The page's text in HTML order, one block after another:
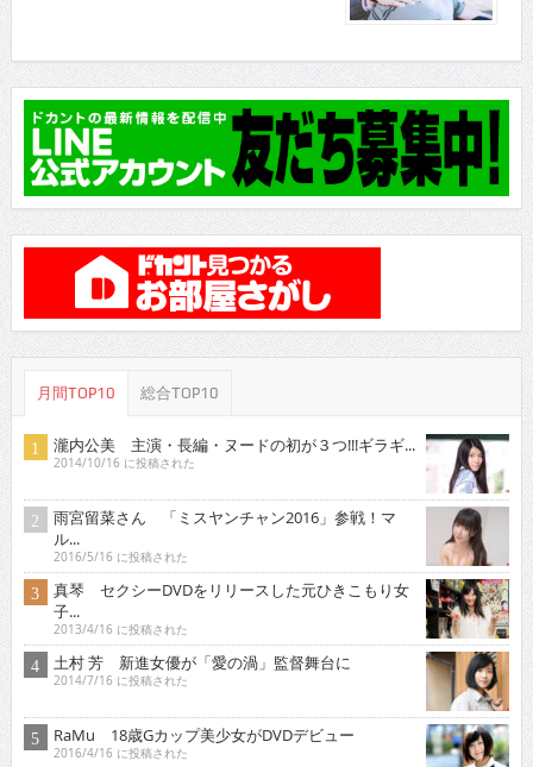
月間TOP10 総合TOP10
瀧内公美 主演・長編・ヌードの初が３つ!!!ギラギ...
2014/10/16 に投稿された
雨宮留菜さん 「ミスヤンチャン2016」参戦！マ
ル...
2016/5/16 に投稿された
真琴 セクシーDVDをリリースした元ひきこもり女
子...
2013/4/16 に投稿された
土村 芳 新進女優が「愛の渦」監督舞台に
2014/7/16 に投稿された
RaMu 18歳Gカップ美少女がDVDデビュー
2016/4/16 に投稿された